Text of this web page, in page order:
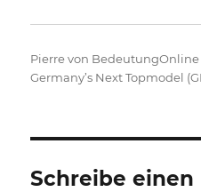
Autor
Pierre von BedeutungOnline
Germany’s Next Topmodel
Schreibe